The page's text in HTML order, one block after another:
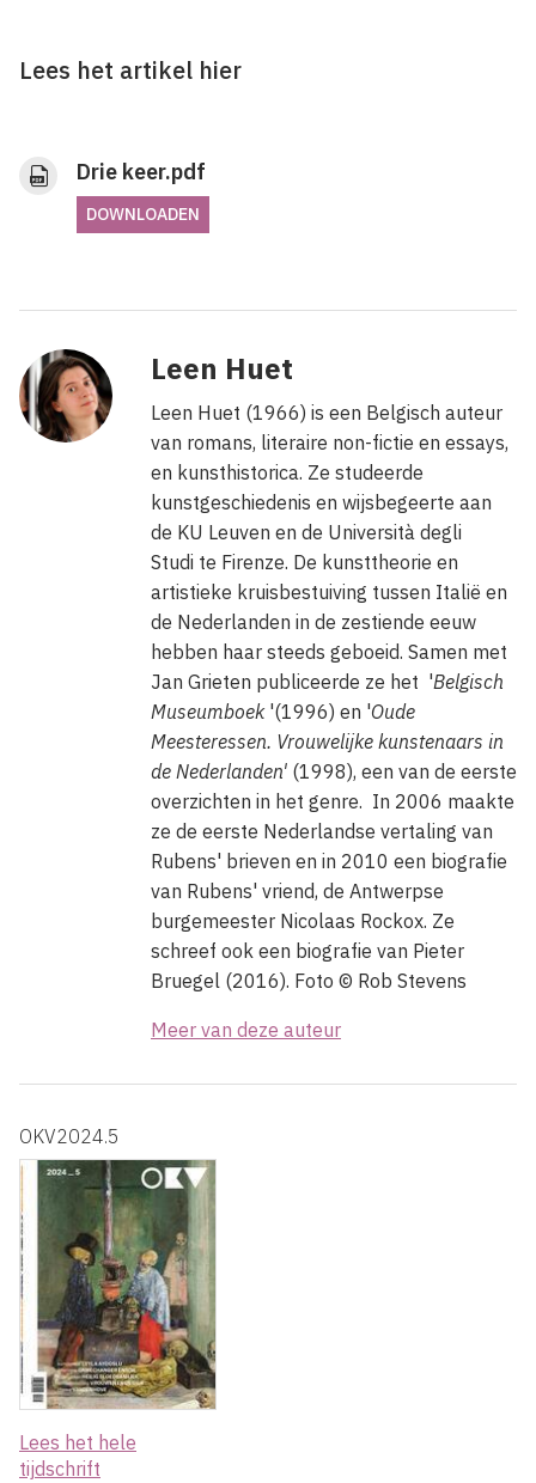
Lees het artikel hier
Drie keer.pdf
DOWNLOADEN
Leen Huet
Leen Huet (1966) is een Belgisch auteur
van romans, literaire non-fictie en essays,
en kunsthistorica. Ze studeerde
kunstgeschiedenis en wijsbegeerte aan
de KU Leuven en de Università degli
Studi te Firenze. De kunsttheorie en
artistieke kruisbestuiving tussen Italië en
de Nederlanden in de zestiende eeuw
hebben haar steeds geboeid. Samen met
Jan Grieten publiceerde ze het 'Belgisch
Museumboek'(1996) en 'Oude
Meesteressen. Vrouwelijke kunstenaars in
de Nederlanden' (1998), een van de eerste
overzichten in het genre. In 2006 maakte
ze de eerste Nederlandse vertaling van
Rubens' brieven en in 2010 een biografie
van Rubens' vriend, de Antwerpse
burgemeester Nicolaas Rockox. Ze
schreef ook een biografie van Pieter
Bruegel (2016). Foto © Rob Stevens
Meer van deze auteur
OKV2024.5
Lees het hele
tijdschrift